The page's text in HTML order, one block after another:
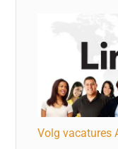
Volg vacatures